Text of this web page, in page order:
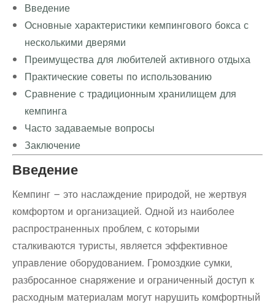
Введение
Основные характеристики кемпингового бокса с
несколькими дверями
Преимущества для любителей активного отдыха
Практические советы по использованию
Сравнение с традиционным хранилищем для
кемпинга
Часто задаваемые вопросы
Заключение
Введение
Кемпинг – это наслаждение природой, не жертвуя
комфортом и организацией. Одной из наиболее
распространенных проблем, с которыми
сталкиваются туристы, является эффективное
управление оборудованием. Громоздкие сумки,
разбросанное снаряжение и ограниченный доступ к
расходным материалам могут нарушить комфортный